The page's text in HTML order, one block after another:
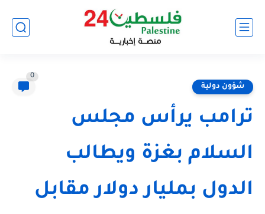
شؤون دولية
0
ترامب يرأس مجلس
السلام بغزة ويطالب
الدول بمليار دولار مقابل